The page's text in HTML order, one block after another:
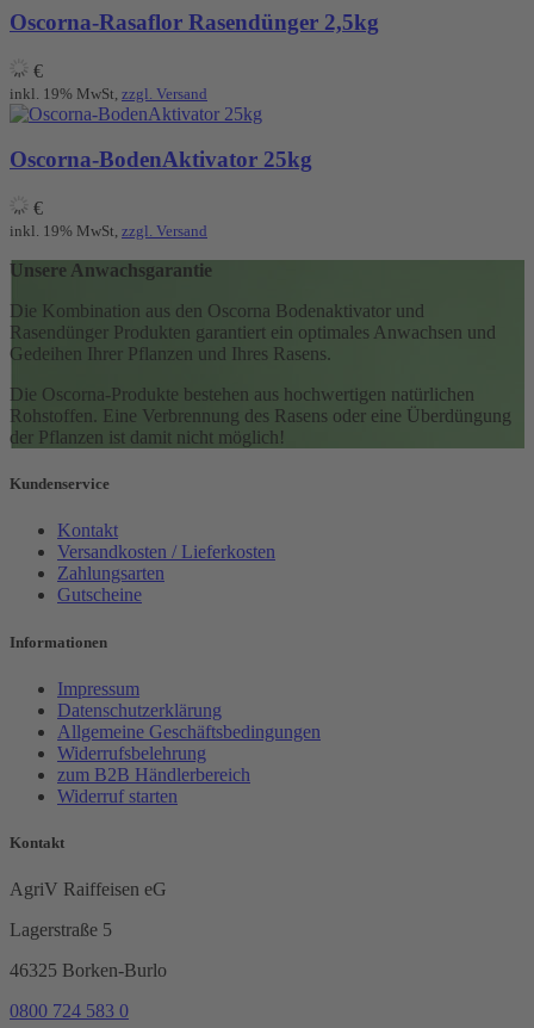
Oscorna-Rasaflor Rasendünger 2,5kg
€
inkl. 19% MwSt, zzgl. Versand
Oscorna-BodenAktivator 25kg
€
inkl. 19% MwSt, zzgl. Versand
Unsere Anwachsgarantie
Die Kombination aus den Oscorna Bodenaktivator und
Rasendünger Produkten garantiert ein optimales Anwachsen und
Gedeihen Ihrer Pflanzen und Ihres Rasens.
Die Oscorna-Produkte bestehen aus hochwertigen natürlichen
Rohstoffen. Eine Verbrennung des Rasens oder eine Überdüngung
der Pflanzen ist damit nicht möglich!
Kundenservice
Kontakt
Versandkosten / Lieferkosten
Zahlungsarten
Gutscheine
Informationen
Impressum
Datenschutzerklärung
Allgemeine Geschäftsbedingungen
Widerrufsbelehrung
zum B2B Händlerbereich
Widerruf starten
Kontakt
AgriV Raiffeisen eG
Lagerstraße 5
46325 Borken-Burlo
0800 724 583 0